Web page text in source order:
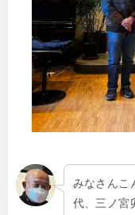
みなさんこ
代、三ノ宮